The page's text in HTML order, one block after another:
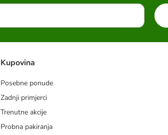
Kupovina
Posebne ponude
Zadnji primjerci
Trenutne akcije
Probna pakiranja